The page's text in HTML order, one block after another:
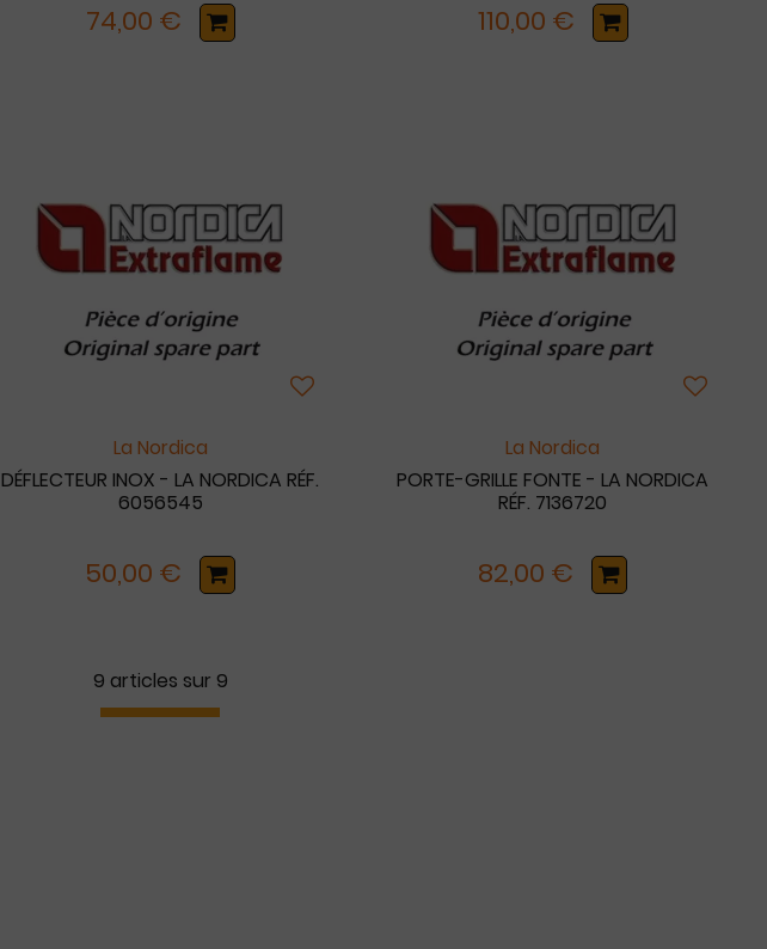
74,00 € 110,00 €
La Nordica
DÉFLECTEUR INOX - LA NORDICA RÉF.
6056545
50,00 €
La Nordica
PORTE-GRILLE FONTE - LA NORDICA
RÉF. 7136720
82,00 €
9 articles sur 9